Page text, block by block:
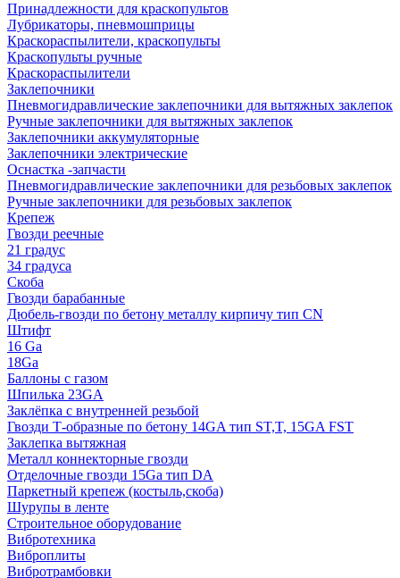
Принадлежности для краскопультов
Лубрикаторы, пневмошприцы
Краскораспылители, краскопульты
Краскопульты ручные
Краскораспылители
Заклепочники
Пневмогидравлические заклепочники для вытяжных заклепок
Ручные заклепочники для вытяжных заклепок
Заклепочники аккумуляторные
Заклепочники электрические
Оснастка -запчасти
Пневмогидравлические заклепочники для резьбовых заклепок
Ручные заклепочники для резьбовых заклепок
Крепеж
Гвозди реечные
21 градус
34 градуса
Скоба
Гвозди барабанные
Дюбель-гвозди по бетону металлу кирпичу тип CN
Штифт
16 Ga
18Ga
Баллоны с газом
Шпилька 23GA
Заклёпка с внутренней резьбой
Гвозди Т-образные по бетону 14GA тип ST,T, 15GA FST
Заклепка вытяжная
Металл коннекторные гвозди
Отделочные гвозди 15Ga тип DA
Паркетный крепеж (костыль,скоба)
Шурупы в ленте
Строительное оборудование
Вибротехника
Виброплиты
Вибротрамбовки